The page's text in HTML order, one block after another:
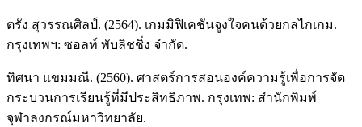
ตรัง สุวรรณศิลป์. (2564). เกมมิฟิเคชันจูงใจคนด้วยกลไกเกม.
กรุงเทพฯ: ซอลท์ พับลิชชิ่ง จำกัด.
ทิศนา แขมมณี. (2560). ศาสตร์การสอนองค์ความรู้เพื่อการจัด
กระบวนการเรียนรู้ที่มีประสิทธิภาพ. กรุงเทพ: สำนักพิมพ์
จุฬาลงกรณ์มหาวิทยาลัย.